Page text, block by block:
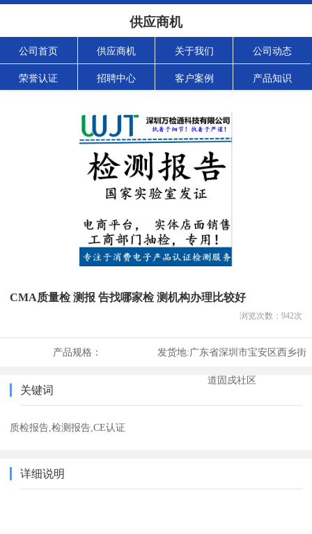
供应商机
公司首页 供应商机 关于我们 公司动态
荣誉认证 招聘中心 客户案例 产品知识
CMA质量检 测报 告找哪家检 测机构办理比较好
浏览次数： 942次
产品规格： 发货地:广东省深圳市宝安区西乡街
道固戍社区
关键词
质检报告,检测报告,CE认证
详细说明